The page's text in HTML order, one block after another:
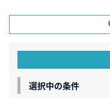
選択中の条件